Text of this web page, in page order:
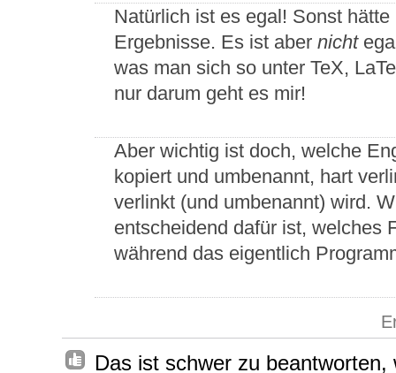
Natürlich ist es egal! Sonst
Ergebnisse. Es ist aber nicht
was man sich so unter TeX,
nur darum geht es mir!
Aber wichtig ist doch, welche
kopiert und umbenannt, hart
verlinkt (und umbenannt) wird.
entscheidend dafür ist, welches
während das eigentlich
Das ist schwer zu